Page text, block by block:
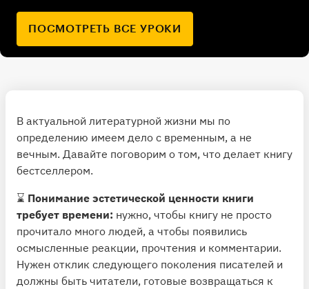
ПОСМОТРЕТЬ ВСЕ УРОКИ
В актуальной литературной жизни мы по
определению имеем дело с временным, а не
вечным. Давайте поговорим о том, что делает книгу
бестселлером.
⌛️ Понимание эстетической ценности книги
требует времени: нужно, чтобы книгу не просто
прочитало много людей, а чтобы появились
осмысленные реакции, прочтения и комментарии.
Нужен отклик следующего поколения писателей и
должны быть читатели, готовые возвращаться к